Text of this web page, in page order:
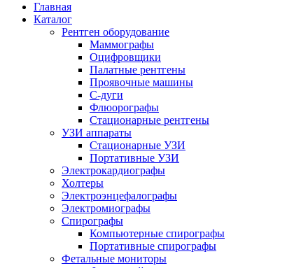
Главная
Каталог
Рентген оборудование
Маммографы
Оцифровщики
Палатные рентгены
Проявочные машины
С-дуги
Флюорографы
Стационарные рентгены
УЗИ аппараты
Стационарные УЗИ
Портативные УЗИ
Электрокардиографы
Холтеры
Электроэнцефалографы
Электромиографы
Спирографы
Компьютерные спирографы
Портативные спирографы
Фетальные мониторы